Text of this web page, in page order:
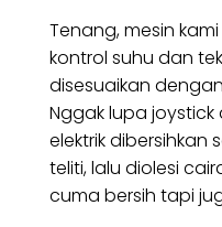
Tenang, mesin
kontrol suhu dan
disesuaikan
Nggak lupa
elektrik
teliti, lalu diolesi
cuma bersih tapi